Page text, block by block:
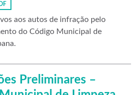
aos autos de infração pelo
do Código Municipal de
Preliminares –